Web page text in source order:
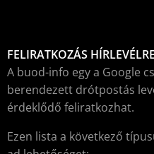
FELIRATKOZÁS HÍRLEVÉLRE
A buod-info egy a Google
berendezett drótpostás
érdeklődő feliratkozhat.
Ezen lista a következő